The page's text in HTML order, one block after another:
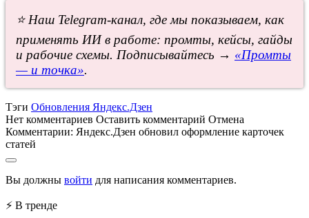
⭐ Наш Telegram-канал, где мы показываем, как
применять ИИ в работе: промты, кейсы, гайды
и рабочие схемы. Подписывайтесь → «Промты
— и точка».
Тэги Обновления Яндекс.Дзен
Нет комментариев Оставить комментарий Отмена
Комментарии: Яндекс.Дзен обновил оформление карточек
статей
Вы должны войти для написания комментариев.
⚡ В тренде